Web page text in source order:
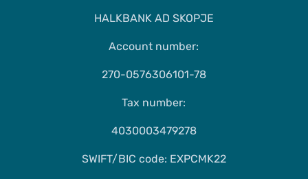
HALKBANK AD SKOPJE
Account number:
270-0576306101-78
Tax number:
4030003479278
SWIFT/BIC code: EXPCMK22